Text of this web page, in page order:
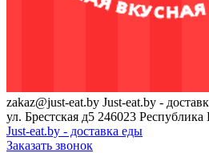
zakaz@just-eat.by Just-eat.by -
ул. Брестская д5 246023 Республика
Just-eat.by - доставка еды
Заказать звонок